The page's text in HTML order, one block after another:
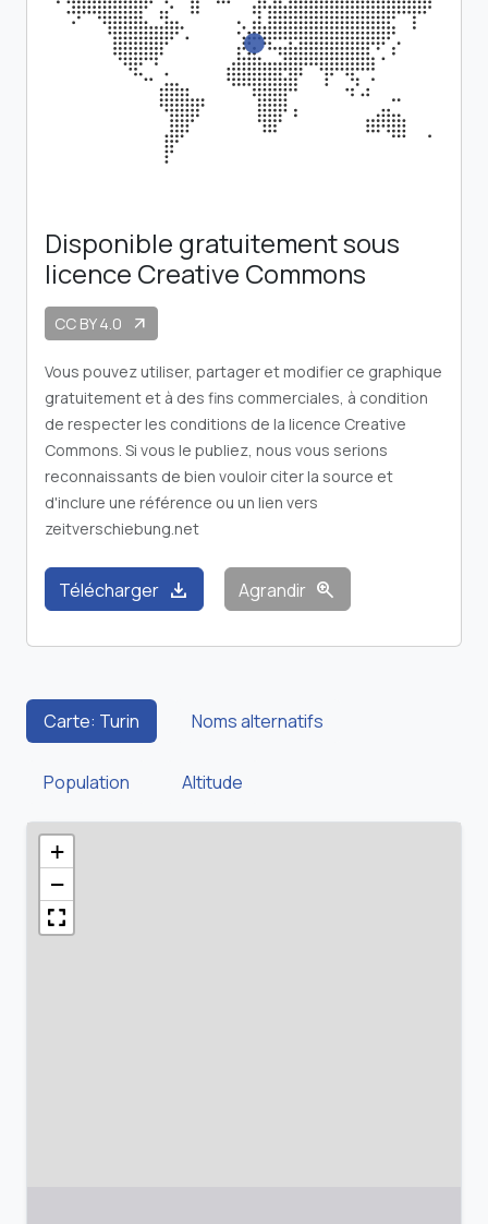
Disponible gratuitement sous
licence Creative Commons
CC BY 4.0 arrow_outward
Vous pouvez utiliser, partager et modifier ce graphique
gratuitement et à des fins commerciales, à condition
de respecter les conditions de la licence Creative
Commons. Si vous le publiez, nous vous serions
reconnaissants de bien vouloir citer la source et
d'inclure une référence ou un lien vers
zeitverschiebung.net
Télécharger download Agrandir zoom_in
Carte: Turin Noms alternatifs
Population Altitude
+
−